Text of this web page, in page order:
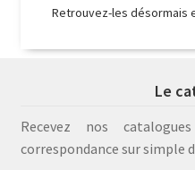
Retrouvez-les désormais
Le
Recevez nos
correspondance sur simple